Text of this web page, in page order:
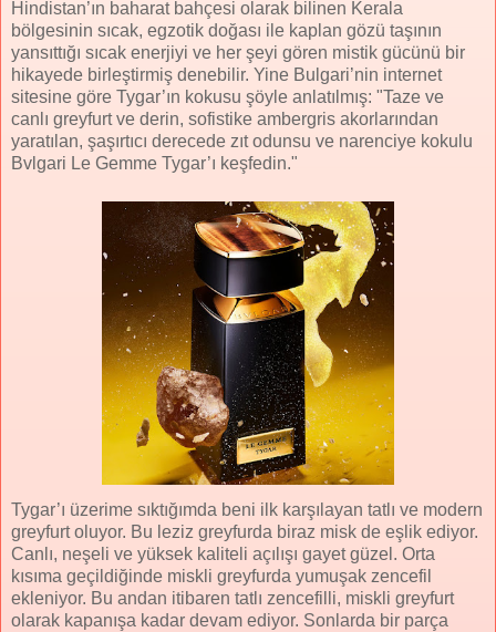
Hindistan’ın baharat bahçesi olarak bilinen Kerala
bölgesinin sıcak, egzotik doğası ile kaplan gözü taşının
yansıttığı sıcak enerjiyi ve her şeyi gören mistik gücünü bir
hikayede birleştirmiş denebilir. Yine Bulgari’nin internet
sitesine göre Tygar’ın kokusu şöyle anlatılmış: "Taze ve
canlı greyfurt ve derin, sofistike ambergris akorlarından
yaratılan, şaşırtıcı derecede zıt odunsu ve narenciye kokulu
Bvlgari Le Gemme Tygar’ı keşfedin."
Tygar’ı üzerime sıktığımda beni ilk karşılayan tatlı ve modern
greyfurt oluyor. Bu leziz greyfurda biraz misk de eşlik ediyor.
Canlı, neşeli ve yüksek kaliteli açılışı gayet güzel. Orta
kısıma geçildiğinde miskli greyfurda yumuşak zencefil
ekleniyor. Bu andan itibaren tatlı zencefilli, miskli greyfurt
olarak kapanışa kadar devam ediyor. Sonlarda bir parça